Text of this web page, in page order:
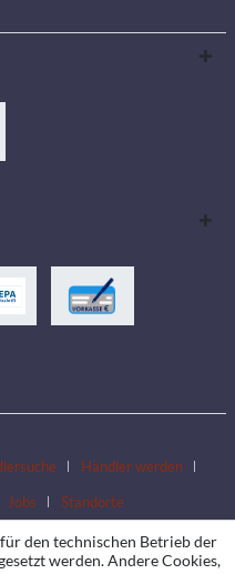
Händler werden
Jobs Standorte
den technischen Betrieb der
werden. Andere Cookies,